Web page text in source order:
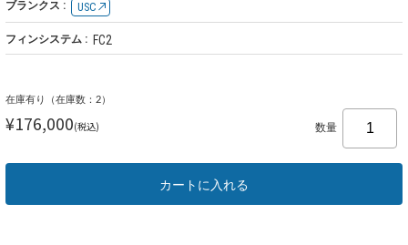
ブランクス : USC
フィンシステム : FC2
在庫有り（在庫数：2）
¥176,000(税込) 数量